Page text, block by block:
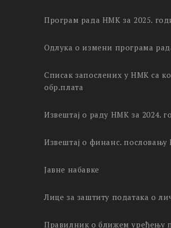
Програм рада НМК за 2025.
Одлука о измени програма
Списак запослених у НМК са
обр.плата
Извештај о раду НМК за 2024.
Извештај о финанс. пословању
Јавне набавке
Лице за заштиту података о
Правилник о ближем уређењу